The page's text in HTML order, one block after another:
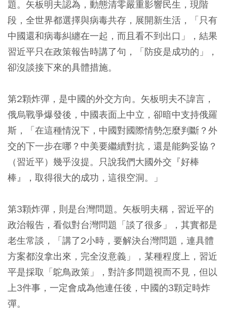
題。 矢板明夫認為，動態清零嚴重影響民生，現階
段，全世界都選擇與病毒共存，展開新生活，「只有
中國還和病毒糾纏在一起，而且看不到出口」，結果
習近平只在政策報告時講了句，「防疫是成功的」，
卻沒談接下來的具體措施。
第2顆炸彈，是中國的外交方向。 矢板明夫不諱言，
俄烏戰爭爆發後，中國表面上中立，卻暗中支持俄羅
斯，「在這種情況下，中國對國際情勢怎麼判斷？外
交的下一步在哪？中美要繼續對抗，還是能夠妥協？
（習近平）幾乎沒提。只說我們大國外交『好棒
棒』，取得很大的成功，這很空洞。」
第3顆炸彈，則是台灣問題。 矢板明夫稱，習近平的
政治報告，看似對台灣問題「談了很多」，其實都是
老生常談，「講了2小時，要解決台灣問題，連具體
方案都沒拿出來，完全沒意義」，某種程度上，習近
平是採取「鴕鳥政策」，對許多問題視而不見，但以
上3件事，一定會成為他連任後，中國的3顆定時炸
彈。